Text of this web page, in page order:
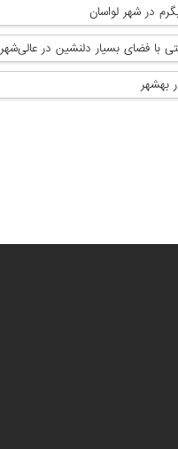
در شهر لواسان
با فضای بسیار دلنشین در عالی‌شهر
بهشهر